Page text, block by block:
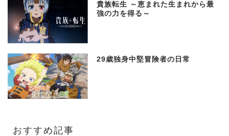
貴族転生 ～恵まれた生まれから最
強の力を得る～
29歳独身中堅冒険者の日常
おすすめ記事